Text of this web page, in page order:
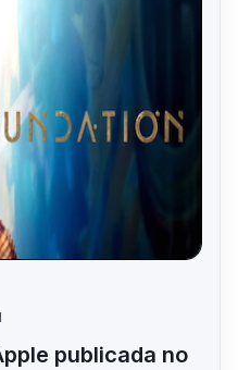
publicada no